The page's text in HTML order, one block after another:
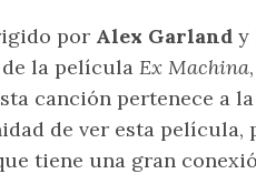
por Alex Garland y
la película Ex Machina,
canción pertenece a
de ver esta película,
tiene una gran